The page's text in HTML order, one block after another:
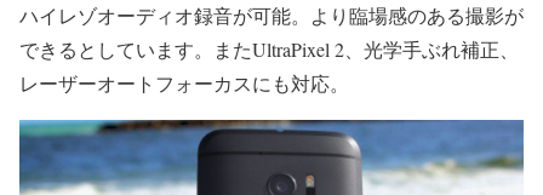
ハイレゾオーディオ録音が可能。より臨場感のある撮影が
できるとしています。またUltraPixel 2、光学手ぶれ補正、
レーザーオートフォーカスにも対応。